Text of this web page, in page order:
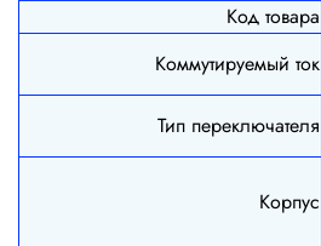
Код товара
Коммутируемый ток
Тип переключателя
Корпус